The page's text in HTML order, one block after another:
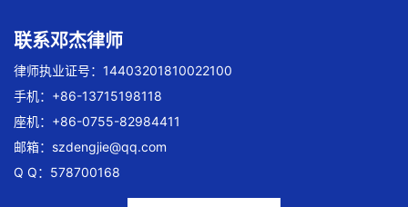
联系邓杰律师
律师执业证号：14403201810022100
手机：+86-13715198118
座机：+86-0755-82984411
邮箱： szdengjie@qq.com
Q Q：578700168